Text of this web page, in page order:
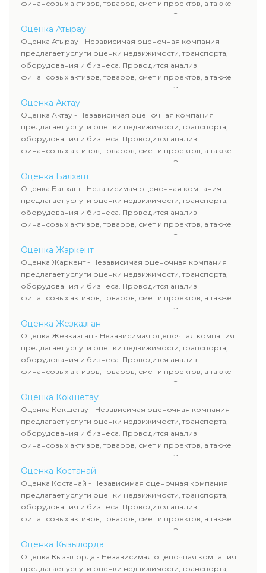
финансовых активов, товаров, смет и проектов, а также
оценка животных и недропользования. Эксперты
определяют рыночную стоимость имущества и
рассчитывают ущерб. Все отчеты соответствуют
требованиям законодательства и используются для
сделок, кредитования и судебных процессов.
Оценка Атырау
Оценка Атырау - Независимая оценочная компания
предлагает услуги оценки недвижимости, транспорта,
оборудования и бизнеса. Проводится анализ
финансовых активов, товаров, смет и проектов, а также
оценка животных и недропользования. Эксперты
определяют рыночную стоимость имущества и
рассчитывают ущерб. Все отчеты соответствуют
требованиям законодательства и используются для
сделок, кредитования и судебных процессов.
Оценка Актау
Оценка Актау - Независимая оценочная компания
предлагает услуги оценки недвижимости, транспорта,
оборудования и бизнеса. Проводится анализ
финансовых активов, товаров, смет и проектов, а также
оценка животных и недропользования. Эксперты
определяют рыночную стоимость имущества и
рассчитывают ущерб. Все отчеты соответствуют
требованиям законодательства и используются для
сделок, кредитования и судебных процессов.
Оценка Балхаш
Оценка Балхаш - Независимая оценочная компания
предлагает услуги оценки недвижимости, транспорта,
оборудования и бизнеса. Проводится анализ
финансовых активов, товаров, смет и проектов, а также
оценка животных и недропользования. Эксперты
определяют рыночную стоимость имущества и
рассчитывают ущерб. Все отчеты соответствуют
требованиям законодательства и используются для
сделок, кредитования и судебных процессов.
Оценка Жаркент
Оценка Жаркент - Независимая оценочная компания
предлагает услуги оценки недвижимости, транспорта,
оборудования и бизнеса. Проводится анализ
финансовых активов, товаров, смет и проектов, а также
оценка животных и недропользования. Эксперты
определяют рыночную стоимость имущества и
рассчитывают ущерб. Все отчеты соответствуют
требованиям законодательства и используются для
сделок, кредитования и судебных процессов.
Оценка Жезказган
Оценка Жезказган - Независимая оценочная компания
предлагает услуги оценки недвижимости, транспорта,
оборудования и бизнеса. Проводится анализ
финансовых активов, товаров, смет и проектов, а также
оценка животных и недропользования. Эксперты
определяют рыночную стоимость имущества и
рассчитывают ущерб. Все отчеты соответствуют
требованиям законодательства и используются для
сделок, кредитования и судебных процессов.
Оценка Кокшетау
Оценка Кокшетау - Независимая оценочная компания
предлагает услуги оценки недвижимости, транспорта,
оборудования и бизнеса. Проводится анализ
финансовых активов, товаров, смет и проектов, а также
оценка животных и недропользования. Эксперты
определяют рыночную стоимость имущества и
рассчитывают ущерб. Все отчеты соответствуют
требованиям законодательства и используются для
сделок, кредитования и судебных процессов.
Оценка Костанай
Оценка Костанай - Независимая оценочная компания
предлагает услуги оценки недвижимости, транспорта,
оборудования и бизнеса. Проводится анализ
финансовых активов, товаров, смет и проектов, а также
оценка животных и недропользования. Эксперты
определяют рыночную стоимость имущества и
рассчитывают ущерб. Все отчеты соответствуют
требованиям законодательства и используются для
Оценка Кызылорда
Оценка Кызылорда - Независимая оценочная компания
предлагает услуги оценки недвижимости, транспорта,